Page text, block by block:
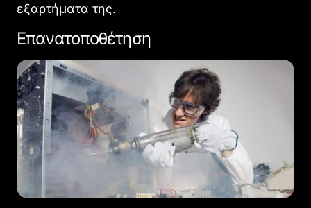
εξαρτήματα της.
Επανατοποθέτηση